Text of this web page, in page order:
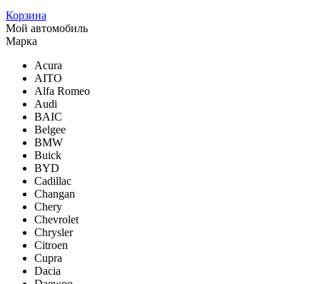
Корзина
Мой автомобиль
Марка
Acura
AITO
Alfa Romeo
Audi
BAIC
Belgee
BMW
Buick
BYD
Cadillac
Changan
Chery
Chevrolet
Chrysler
Citroen
Cupra
Dacia